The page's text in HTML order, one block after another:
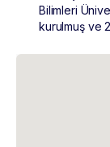
Bilimleri
kurulmuş ve